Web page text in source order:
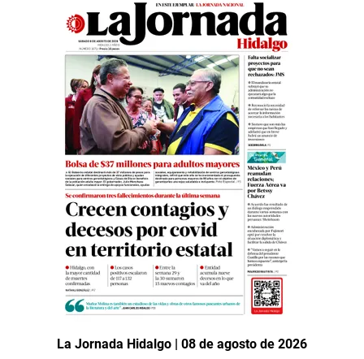
La Jornada Hidalgo | 08 de agosto de 2026